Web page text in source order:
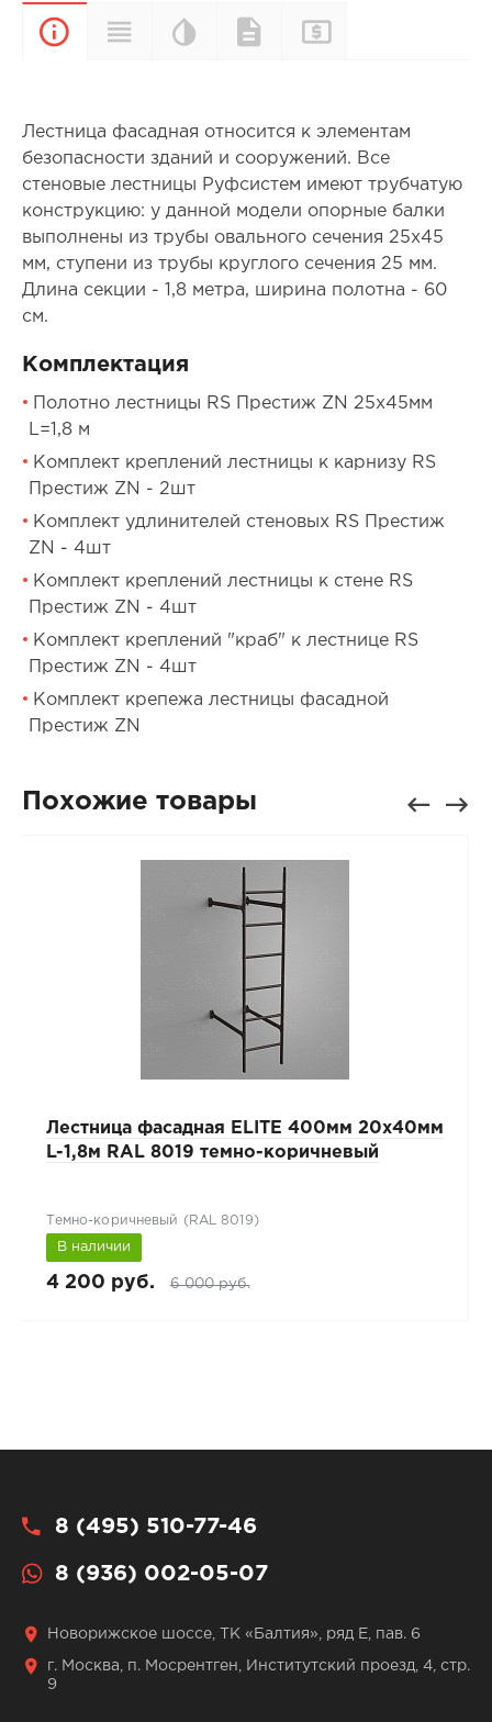
ОписаниеХарактеристики
Цветовая
палитра
Документы
Лестница фасадная относится к элементам
безопасности зданий и сооружений. Все
стеновые лестницы Руфсистем имеют трубчатую
конструкцию: у данной модели опорные балки
выполнены из трубы овального сечения 25х45
мм, ступени из трубы круглого сечения 25 мм.
Длина секции - 1,8 метра, ширина полотна - 60
см.
Комплектация
Полотно лестницы RS Престиж ZN 25х45мм
L=1,8 м
Комплект креплений лестницы к карнизу RS
Престиж ZN - 2шт
Комплект удлинителей стеновых RS Престиж
ZN - 4шт
Комплект креплений лестницы к стене RS
Престиж ZN - 4шт
Комплект креплений "краб" к лестнице RS
Престиж ZN - 4шт
Комплект крепежа лестницы фасадной
Престиж ZN
Похожие товары
Лестница фасадная ELITE 400мм 20x40мм
L-1,8м RAL 8019 темно-коричневый
Темно-коричневый (RAL 8019)
В наличии
4 200 руб. 6 000 руб.
8 (495) 510-77-46
8 (936) 002-05-07
Новорижское шоссе, ТК «Балтия», ряд Е, пав. 6
г. Москва, п. Мосрентген, Институтский проезд, 4, стр.
9